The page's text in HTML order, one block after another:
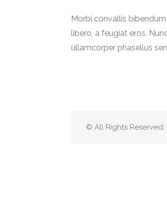
Morbi convallis
libero, a feugiat eros.
ullamcorper phasellus
© All Rights Reserved.